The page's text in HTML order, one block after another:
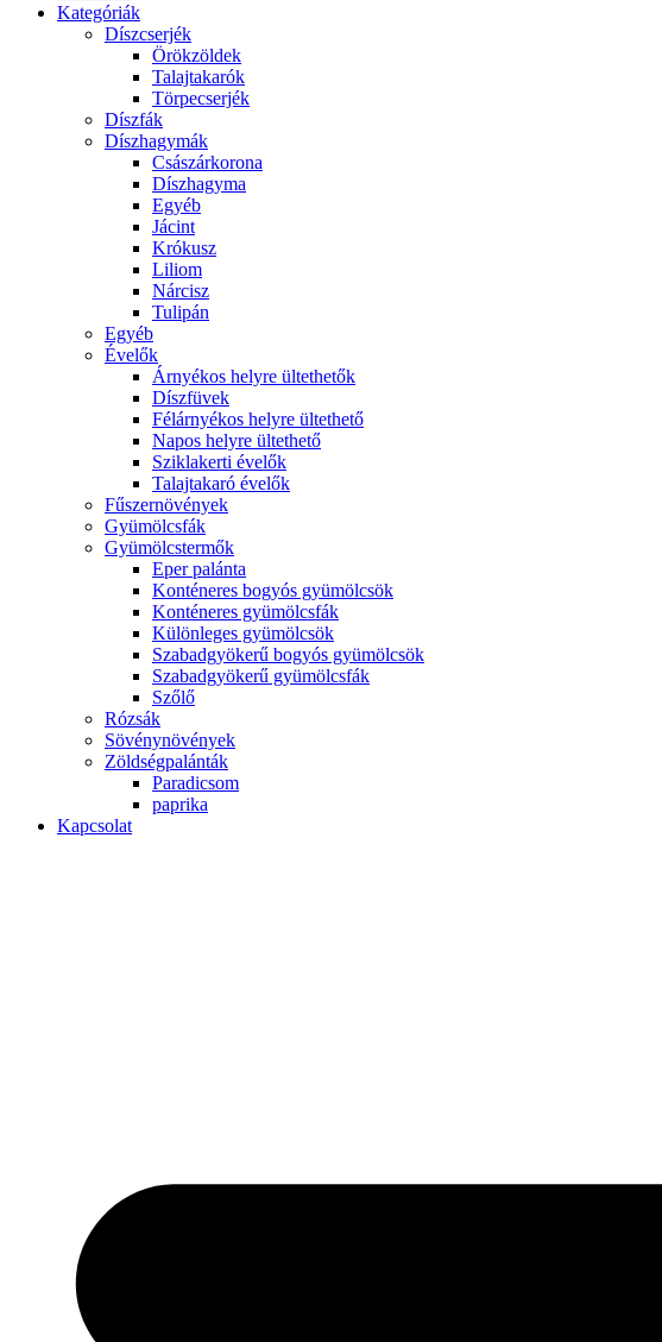
Kategóriák
Díszcserjék
Örökzöldek
Talajtakarók
Törpecserjék
Díszfák
Díszhagymák
Császárkorona
Díszhagyma
Egyéb
Jácint
Krókusz
Liliom
Nárcisz
Tulipán
Egyéb
Évelők
Árnyékos helyre ültethetők
Díszfüvek
Félárnyékos helyre ültethető
Napos helyre ültethető
Sziklakerti évelők
Talajtakaró évelők
Fűszernövények
Gyümölcsfák
Gyümölcstermők
Eper palánta
Konténeres bogyós gyümölcsök
Konténeres gyümölcsfák
Különleges gyümölcsök
Szabadgyökerű bogyós gyümölcsök
Szabadgyökerű gyümölcsfák
Szőlő
Rózsák
Sövénynövények
Zöldségpalánták
Paradicsom
paprika
Kapcsolat